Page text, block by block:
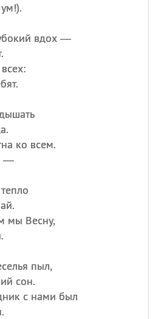
вдох —
ко всем.
—
мы Весну,
пыл,
сон.
с нами был